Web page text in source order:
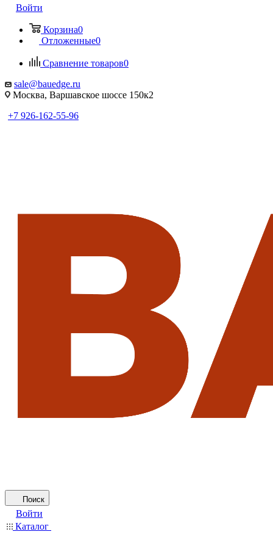
Войти
Корзина0
Отложенные0
Сравнение товаров0
sale@bauedge.ru
Москва, Варшавское шоссе 150к2
+7 926-162-55-96
Поиск
Войти
Каталог